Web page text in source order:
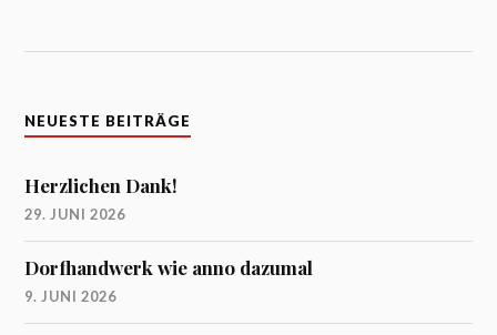
NEUESTE BEITRÄGE
Herzlichen Dank!
29. JUNI 2026
Dorfhandwerk wie anno dazumal
9. JUNI 2026